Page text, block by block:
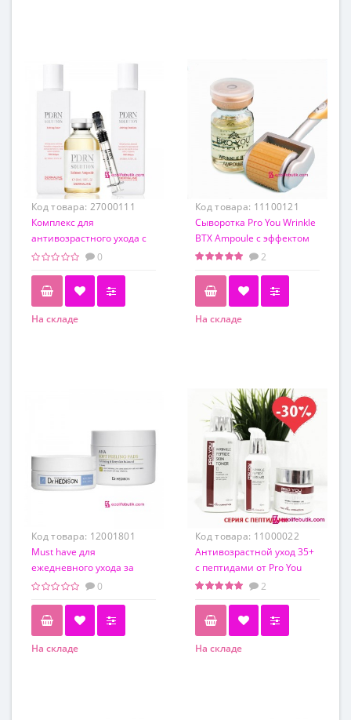
Код товара: 27000111
Комплекс для
антивозрастного ухода с
максимальной
полинуклеотидов PDRN
Derma Solution Комплекс
для антивозрастного
0
На складе
Код товара: 11100121
Cыворотка Pro You Wrinkle
BTX Ampoule с эффектом
ботулотоксина 8 мл +
2
На складе
Код товара: 12001801
Must have для
ежедневного ухода за
кожей лица от Dr.Hedison
0
На складе
Код товара: 11000022
Антивозрастной уход 35+
с пептидами от Pro You
Professional
2
На складе